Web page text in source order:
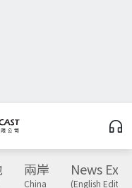
兩岸
China
News
(English